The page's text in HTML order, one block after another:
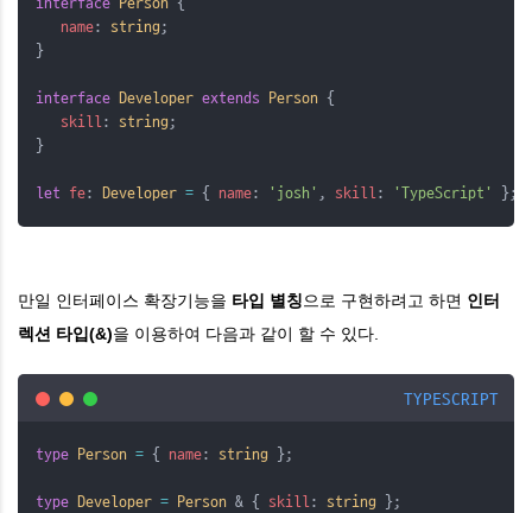
name: string ;
}
interface Developer extends Person {
skill: string ;
}
let fe: Developer = { name: 'josh' , skill: 'TypeScript' };
만일 인터페이스 확장기능을 타입 별칭으로 구현하려고 하면 인터
렉션 타입(&)을 이용하여 다음과 같이 할 수 있다.
TYPESCRIPT
type Person = { name: string };
type Developer = Person & { skill: string };